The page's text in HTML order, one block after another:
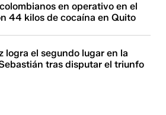
en operativo en el
44 kilos de cocaína en Quito
logra el segundo lugar en la
tras disputar el triunfo